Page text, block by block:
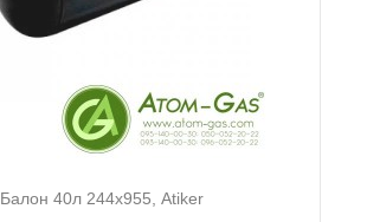
Балон 40л 244х955, Atiker